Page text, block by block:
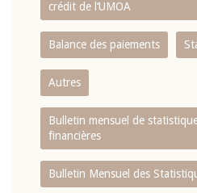
crédit de l‘UMOA
Balance des paiements
Autres
Bulletin mensuel de
financières
Bulletin Mensuel des